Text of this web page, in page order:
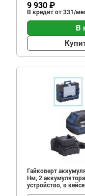
9 930 ₽
В кредит от 331/
В
Гайковерт
Нм, 2
устройство, в